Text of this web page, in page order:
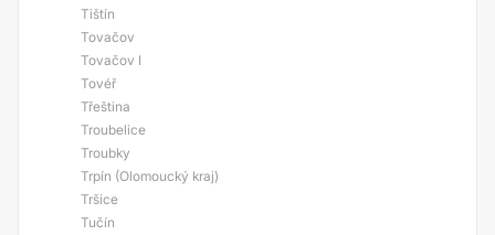
Tištín
Tovačov
Tovačov I
Tovéř
Třeština
Troubelice
Troubky
Trpín (Olomoucký kraj)
Tršice
Tučín